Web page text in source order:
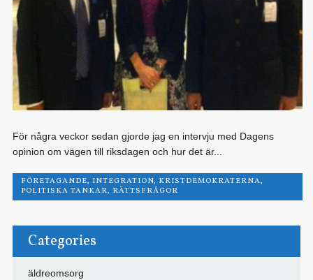
För några veckor sedan gjorde jag en intervju med Dagens
opinion om vägen till riksdagen och hur det är...
FÖRETAGANDE, INTEGRATION, KRISTDEMOKRATERNA,
POLITISKA TANKAR, RÄTTSFRÅGOR
Categories
äldreomsorg